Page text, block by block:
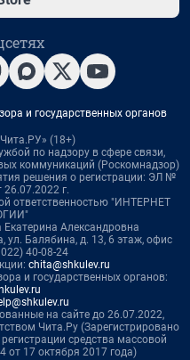
и государственных органов
(18+)
по надзору в сфере связи,
коммуникаций (Роскомнадзор)
решения о регистрации: ЭЛ №
г.
ответственностью "ИНТЕРНЕТ
Александровна
ул. Балябина, д. 13, 6 этаж, офис
40-08-24
chita@shkulev.ru
и государственных органов:
на сайте до 26.07.2022,
Чита.Ру (Зарегистрировано
средства массовой
17 октября 2017 года)